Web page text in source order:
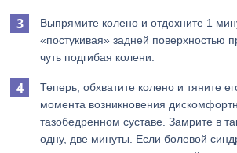
Выпрямите колено и отдохните 1
«постукивая» задней поверхностью
чуть подгибая колени.
Теперь, обхватите колено и тяните
момента возникновения
тазобедренном суставе. Замрите в
одну, две минуты. Если болевой